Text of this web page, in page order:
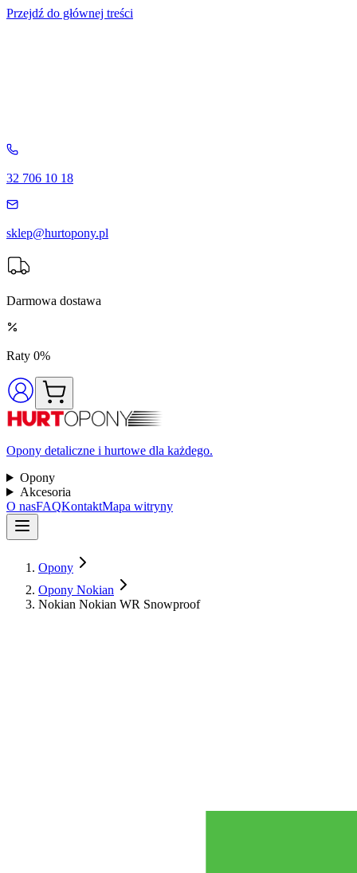
Przejdź do głównej treści
32 706 10 18
sklep@hurtopony.pl
Darmowa dostawa
Raty 0%
Opony detaliczne i hurtowe dla każdego.
Opony
Akcesoria
O nasFAQKontaktMapa witryny
Opony
Opony Nokian
Nokian Nokian WR Snowproof